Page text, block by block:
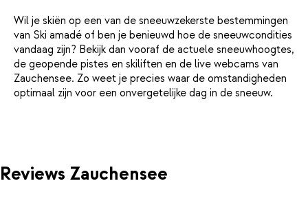
Wil je skiën op een van de sneeuwzekerste bestemmingen
van Ski amadé of ben je benieuwd hoe de sneeuwcondities
vandaag zijn? Bekijk dan vooraf de actuele sneeuwhoogtes,
de geopende pistes en skiliften en de live webcams van
Zauchensee. Zo weet je precies waar de omstandigheden
optimaal zijn voor een onvergetelijke dag in de sneeuw.
Reviews Zauchensee